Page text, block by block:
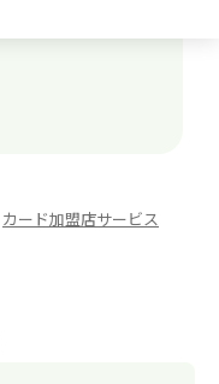
カード加盟店サービス